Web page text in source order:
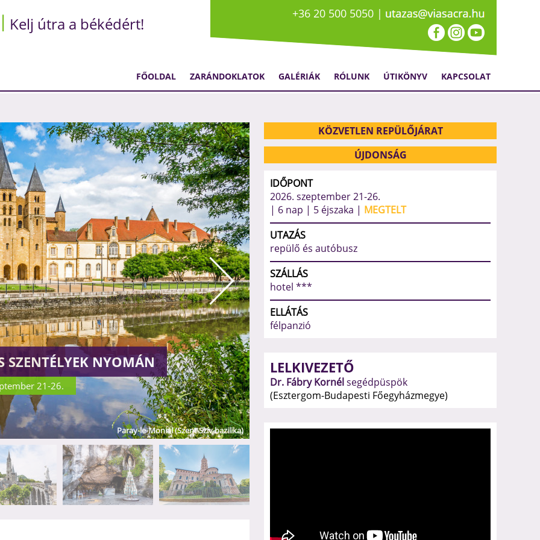
Kelj útra a békédért!
+36 20 500 5050 |
FŐOLDAL ZARÁNDOKLATOK GALÉRIÁK RÓLUNK ÚTIKÖNYV KAPCSOLAT
2721
Paray-le-Monial (Szent Szív bazilika)
SZENTÉLYEK NYOMÁN
21-26.
KÖZVETLEN REPÜLŐJÁRAT
ÚJDONSÁG
IDŐPONT
2026. szeptember 21-26.
| 6 nap | 5 éjszaka | MEGTELT
UTAZÁS
repülő és autóbusz
SZÁLLÁS
hotel ***
ELLÁTÁS
félpanzió
LELKIVEZETŐ
Dr. Fábry Kornélsegédpüspök
(Esztergom-Budapesti Főegyházmegye)